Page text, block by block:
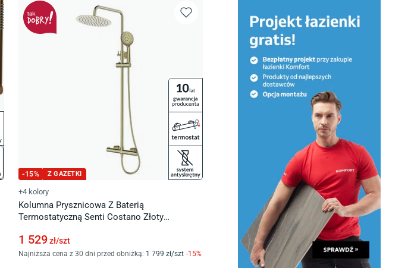
-15% Z GAZETKI
+4 kolory
Kolumna Prysznicowa Z Baterią
Termostatyczną Senti Costano Złoty
1 529zł/szt
Najniższa cena z 30 dni przed obniżką: 1 799 zł/szt -15%